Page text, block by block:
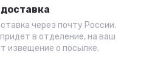
через почту России.
в отделение, на ваш
извещение о посылке.